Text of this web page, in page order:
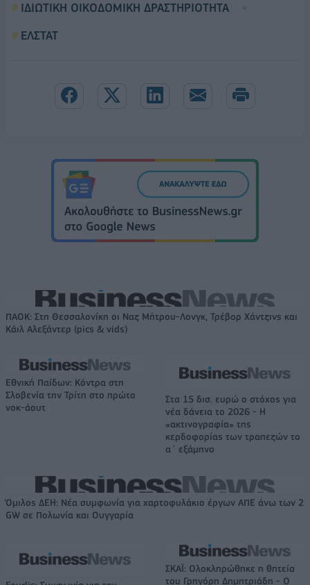
ΙΔΙΩΤΙΚΗ ΟΙΚΟΔΟΜΙΚΗ ΔΡΑΣΤΗΡΙΟΤΗΤΑ
ΕΛΣΤΑΤ
ΠΑΟΚ: Στη Θεσσαλονίκη οι Ναζ Μήτρου-Λονγκ, Τρέβορ Χάντζινς και
Κάιλ Αλεξάντερ (pics & vids)
Εθνική Παίδων: Κόντρα στη
Σλοβενία την Τρίτη στο πρώτο
νοκ-άουτ
Στα 15 δισ. ευρώ ο στόχος για
νέα δάνεια το 2026 - Η
«ακτινογραφία» της
κερδοφορίας των τραπεζών το
α΄ εξάμηνο
Όμιλος ΔΕΗ: Νέα συμφωνία για χαρτοφυλάκιο έργων ΑΠΕ άνω των 2
GW σε Πολωνία και Ουγγαρία
ΣΚΑΪ: Ολοκληρώθηκε η θητεία
του Γρηγόρη Δημητριάδη - Ο